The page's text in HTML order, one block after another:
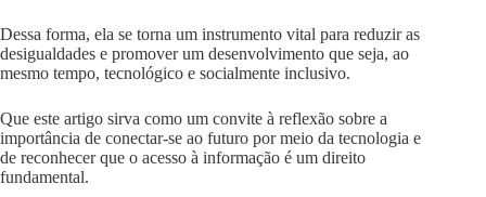
Dessa forma, ela se torna um instrumento vital para reduzir as
desigualdades e promover um desenvolvimento que seja, ao
mesmo tempo, tecnológico e socialmente inclusivo.
Que este artigo sirva como um convite à reflexão sobre a
importância de conectar-se ao futuro por meio da tecnologia e
de reconhecer que o acesso à informação é um direito
fundamental.